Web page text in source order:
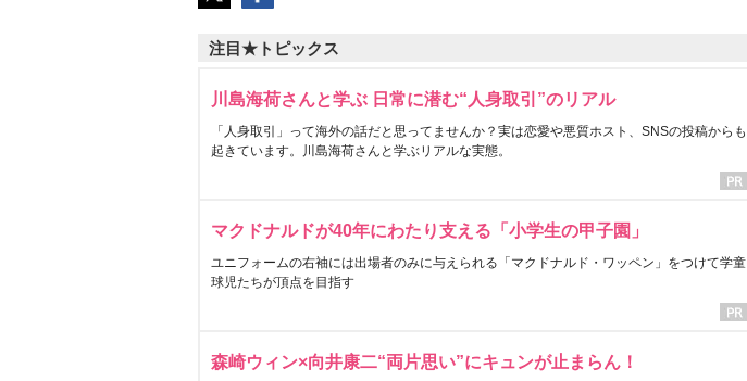
注目★トピックス
川島海荷さんと学ぶ 日常に潜む“人身取引”のリアル
「人身取引」って海外の話だと思ってませんか？実は恋愛や悪質ホスト、SNSの投稿からも
起きています。川島海荷さんと学ぶリアルな実態。
マクドナルドが40年にわたり支える「小学生の甲子園」
ユニフォームの右袖には出場者のみに与えられる「マクドナルド・ワッペン」をつけて学童
球児たちが頂点を目指す
森崎ウィン×向井康二“両片思い”にキュンが止まらん！